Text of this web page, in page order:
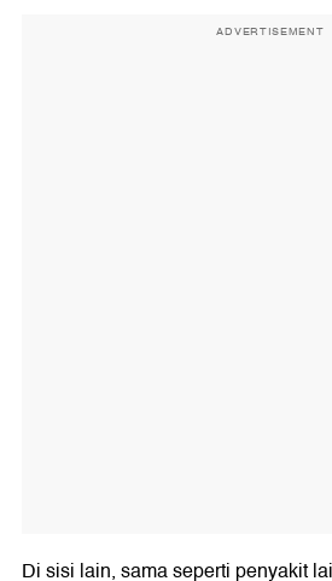
ADVERTISEMENT
Di sisi lain, sama seperti penyakit